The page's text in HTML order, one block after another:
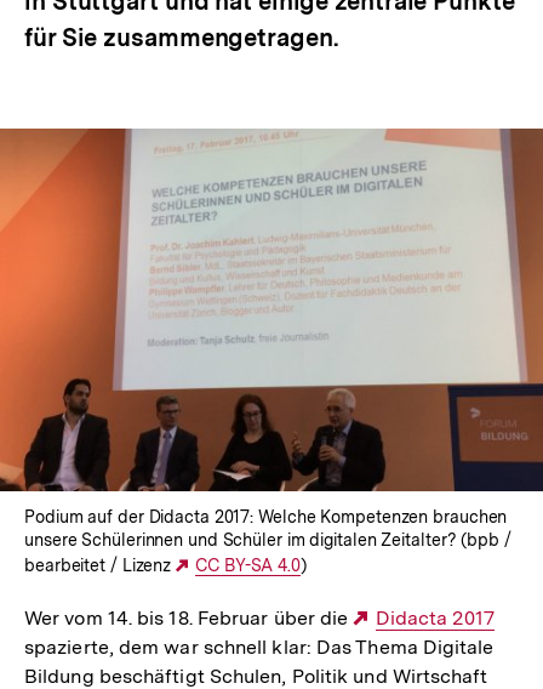
für Sie zusammengetragen.
Podium auf der Didacta 2017: Welche Kompetenzen brauchen
unsere Schülerinnen und Schüler im digitalen Zeitalter? (bpb /
bearbeitet / Lizenz
Externer
CC BY-SA 4.0)
Wer vom 14. bis 18. Februar über die
Externer
Link:
Didacta 2017
spazierte, dem war schnell klar: Das Thema Digitale
Bildung beschäftigt Schulen, Politik und Wirtschaft